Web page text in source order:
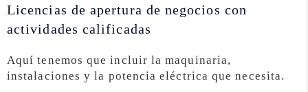
Licencias de apertura de negocios con
actividades calificadas
Aquí tenemos que incluir la maquinaria,
instalaciones y la potencia eléctrica que necesita.